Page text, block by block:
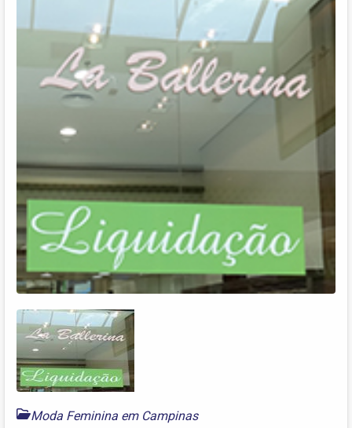
Moda Feminina em Campinas